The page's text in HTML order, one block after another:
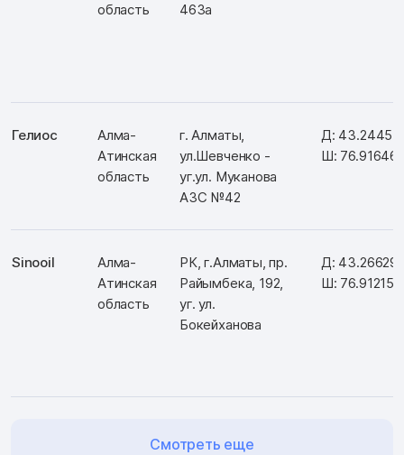
область
463а
Гелиос
Алма-
Атинская
область
г. Алматы,
ул.Шевченко -
уг.ул. Муканова
АЗС №42
Д: 43.24455
Ш:
Sinooil
Алма-
Атинская
область
РК, г.Алматы, пр.
Райымбека, 192,
уг. ул.
Бокейханова
Д: 43.26629
Ш: 76.91215
Смотреть еще